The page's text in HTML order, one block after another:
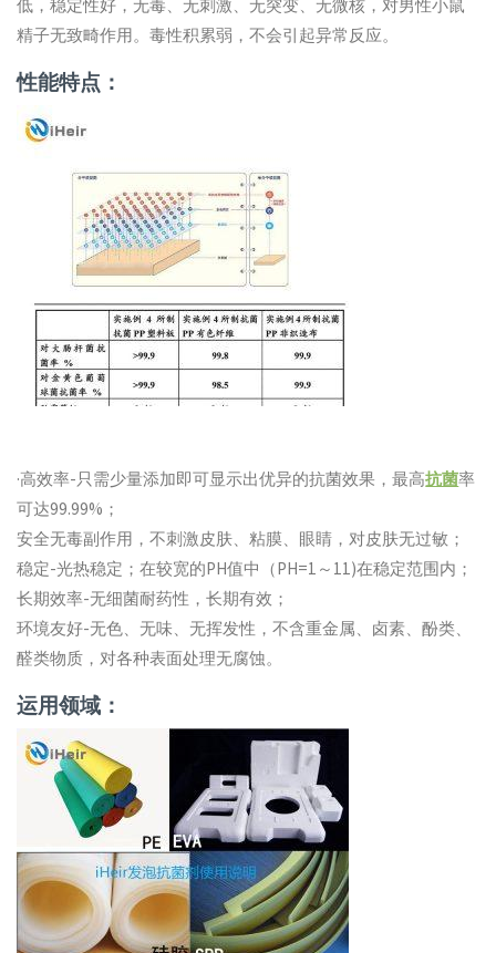
低，稳定性好，无毒、无刺激、无突变、无微核，对男性小鼠
精子无致畸作用。毒性积累弱，不会引起异常反应。
性能特点：
·高效率-只需少量添加即可显示出优异的抗菌效果，最高抗菌率
可达99.99%；
安全无毒副作用，不刺激皮肤、粘膜、眼睛，对皮肤无过敏；
稳定-光热稳定；在较宽的PH值中（PH=1～11)在稳定范围内；
长期效率-无细菌耐药性，长期有效；
环境友好-无色、无味、无挥发性，不含重金属、卤素、酚类、
醛类物质，对各种表面处理无腐蚀。
运用领域：